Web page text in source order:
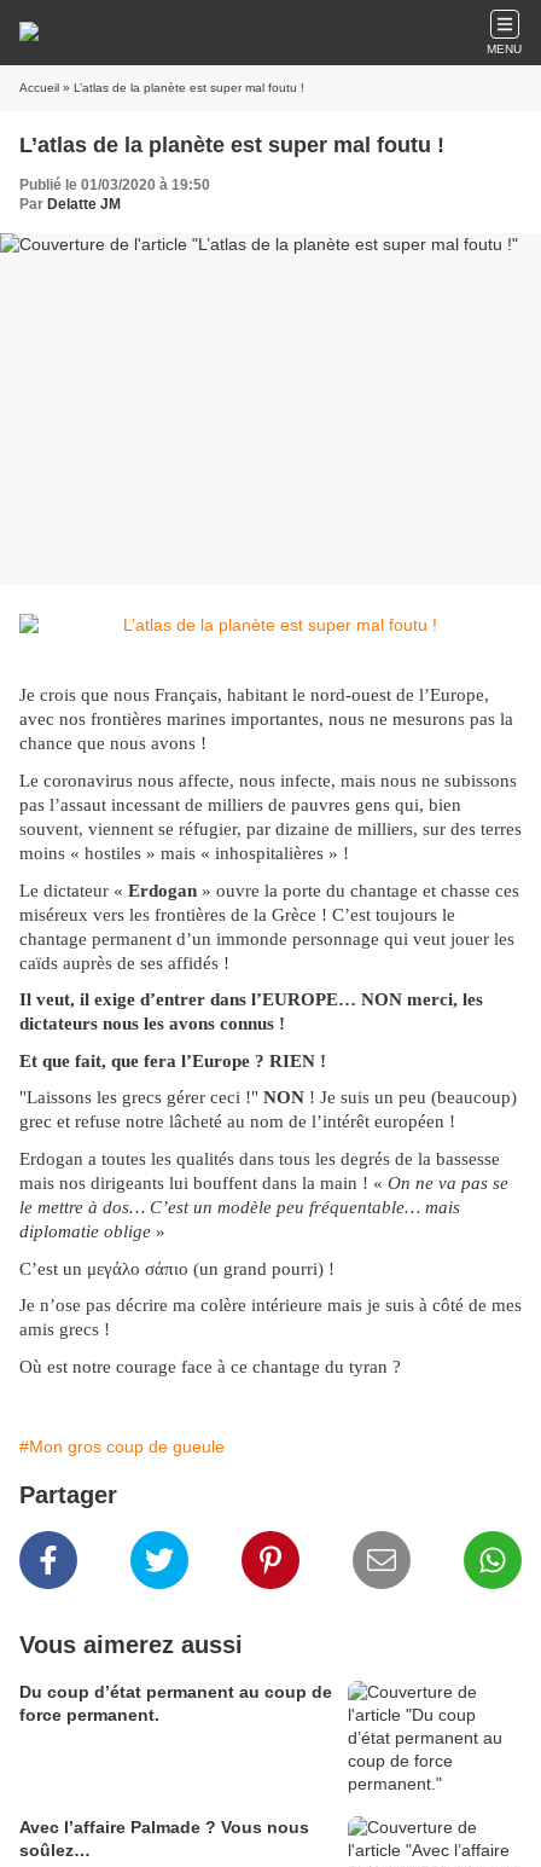
MENU
Accueil » L’atlas de la planète est super mal foutu !
L’atlas de la planète est super mal foutu !
Publié le 01/03/2020 à 19:50
Par Delatte JM
Je crois que nous Français, habitant le nord-ouest de l’Europe,
avec nos frontières marines importantes, nous ne mesurons pas la
chance que nous avons !
Le coronavirus nous affecte, nous infecte, mais nous ne subissons
pas l’assaut incessant de milliers de pauvres gens qui, bien
souvent, viennent se réfugier, par dizaine de milliers, sur des terres
moins « hostiles » mais « inhospitalières » !
Le dictateur « Erdogan » ouvre la porte du chantage et chasse ces
miséreux vers les frontières de la Grèce ! C’est toujours le
chantage permanent d’un immonde personnage qui veut jouer les
caïds auprès de ses affidés !
Il veut, il exige d’entrer dans l’EUROPE… NON merci, les
dictateurs nous les avons connus !
Et que fait, que fera l’Europe ? RIEN !
"Laissons les grecs gérer ceci !" NON ! Je suis un peu (beaucoup)
grec et refuse notre lâcheté au nom de l’intérêt européen !
Erdogan a toutes les qualités dans tous les degrés de la bassesse
mais nos dirigeants lui bouffent dans la main ! « On ne va pas se
le mettre à dos… C’est un modèle peu fréquentable… mais
diplomatie oblige »
C’est un μεγάλο σάπιο (un grand pourri) !
Je n’ose pas décrire ma colère intérieure mais je suis à côté de mes
amis grecs !
Où est notre courage face à ce chantage du tyran ?
#Mon gros coup de gueule
Partager
Vous aimerez aussi
Du coup d’état permanent au coup de
force permanent.
Avec l’affaire Palmade ? Vous nous
soûlez…